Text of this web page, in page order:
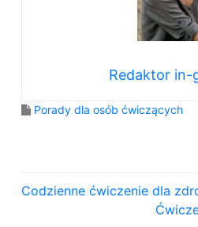
Redaktor in-
Porady dla osób ćwiczących
N
Codzienne ćwiczenie dla